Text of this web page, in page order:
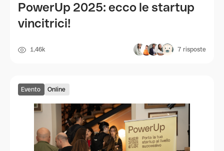
PowerUp 2025: ecco le startup
vincitrici!
1,46k 7 risposte
Evento Online